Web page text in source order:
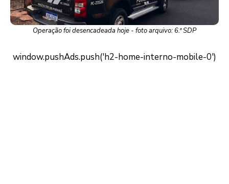
Operação foi desencadeada hoje - foto arquivo: 6.ª SDP